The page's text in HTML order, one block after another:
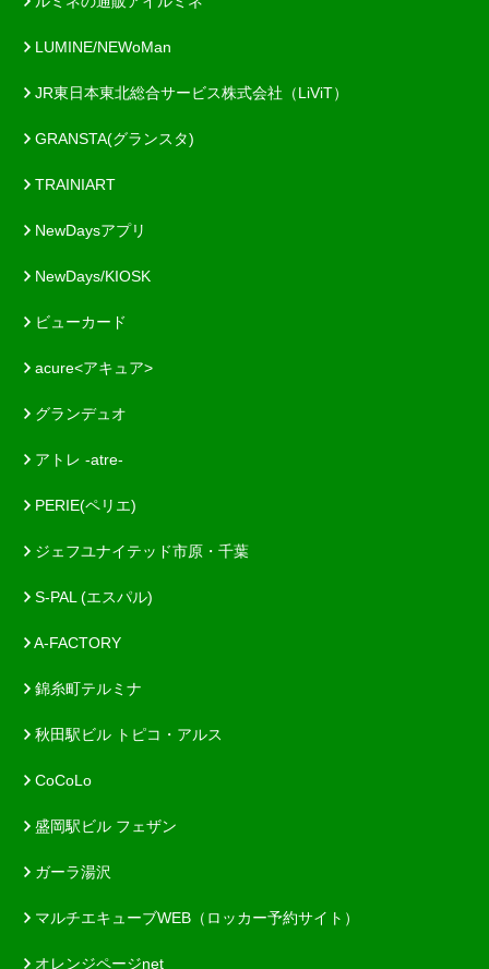
LUMINE/NEWoMan
JR東日本東北総合サービス株式会社（LiViT）
GRANSTA(グランスタ)
TRAINIART
NewDaysアプリ
NewDays/KIOSK
ビューカード
acure<アキュア>
グランデュオ
アトレ -atre-
PERIE(ペリエ)
ジェフユナイテッド市原・千葉
S-PAL (エスパル)
A-FACTORY
錦糸町テルミナ
秋田駅ビル トピコ・アルス
CoCoLo
盛岡駅ビル フェザン
ガーラ湯沢
マルチエキューブWEB（ロッカー予約サイト）
オレンジページnet